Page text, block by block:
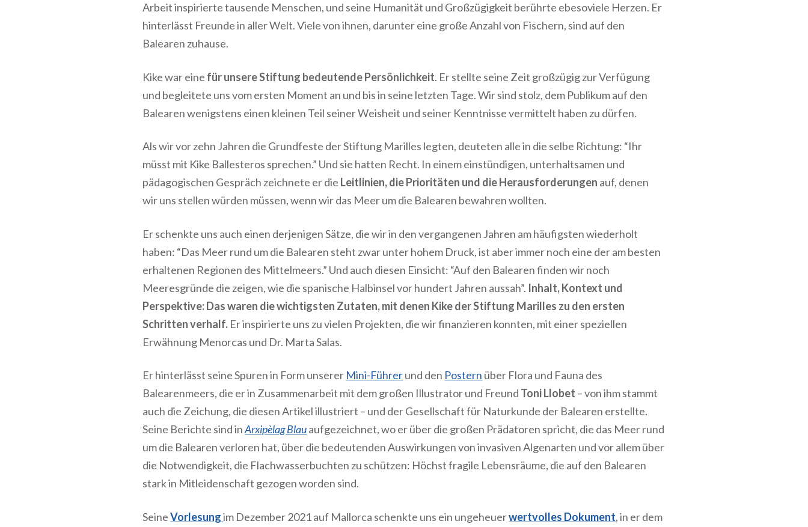
Arbeit inspirierte tausende Menschen, und seine Humanität und Großzügigkeit berührte ebesoviele Herzen. Er
hinterlässt Freunde in aller Welt. Viele von ihnen, darunter eine große Anzahl von Fischern, sind auf den
Balearen zuhause.
Kike war eine für unsere Stiftung bedeutende Persönlichkeit. Er stellte seine Zeit großzügig zur Verfügung
und begleitete uns vom ersten Moment an und bis in seine letzten Tage. Wir sind stolz, dem Publikum auf den
Balearen wenigstens einen kleinen Teil seiner Weisheit und seiner Kenntnisse vermittelt haben zu dürfen.
Als wir vor zehn Jahren die Grundfeste der Stiftung Marilles legten, deuteten alle in die selbe Richtung: “Ihr
müsst mit Kike Ballesteros sprechen.” Und sie hatten Recht. In einem einstündigen, unterhaltsamen und
pädagogischen Gespräch zeichnete er die Leitlinien, die Prioritäten und die Herausforderungen auf, denen
wir uns stellen würden müssen, wenn wir das Meer um die Balearen bewahren wollten.
Er schenkte uns auch einen derjenigen Sätze, die wir in den vergangenen Jahren am häufigsten wiederholt
haben: “Das Meer rund um die Balearen steht zwar unter hohem Druck, ist aber immer noch eine der am besten
erhaltenen Regionen des Mittelmeers.” Und auch diesen Einsicht: “Auf den Balearen finden wir noch
Meeresgründe die zeigen, wie die spanische Halbinsel vor hundert Jahren aussah”. Inhalt, Kontext und
Perspektive: Das waren die wichtigsten Zutaten, mit denen Kike der Stiftung Marilles zu den ersten
Schritten verhalf. Er inspirierte uns zu vielen Projekten, die wir finanzieren konnten, mit einer speziellen
Erwähnung Menorcas und Dr. Marta Salas.
Er hinterlässt seine Spuren in Form unserer Mini-Führerund den Postern über Flora und Fauna des
Balearenmeers, die er in Zusammenarbeit mit dem großen Illustrator und Freund Toni Llobet – von ihm stammt
auch die Zeichung, die diesen Artikel illustriert – und der Gesellschaft für Naturkunde der Balearen erstellte.
Seine Berichte sind inArxipèlag Blauaufgezeichnet, wo er über die großen Prädatoren spricht, die das Meer rund
um die Balearen verloren hat, über die bedeutenden Auswirkungen von invasiven Algenarten und vor allem über
die Notwendigkeit, die Flachwasserbuchten zu schützen: Höchst fragile Lebensräume, die auf den Balearen
stark in Mitleidenschaft gezogen worden sind.
SeineVorlesung im Dezember 2021 auf Mallorca schenkte uns ein ungeheuerwertvolles Dokument, in er dem